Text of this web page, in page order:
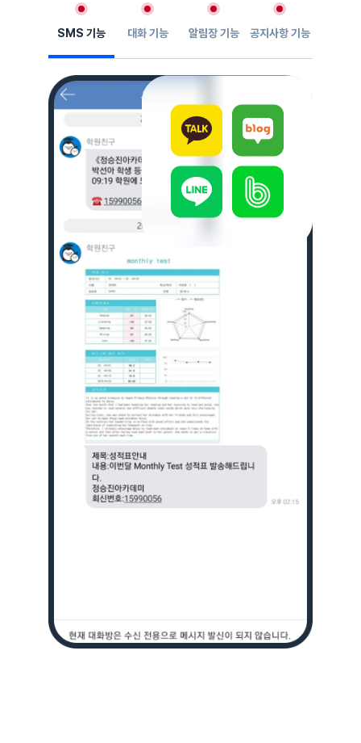
SMS 기능 대화 기능 알림장 기능 공지사항 기능